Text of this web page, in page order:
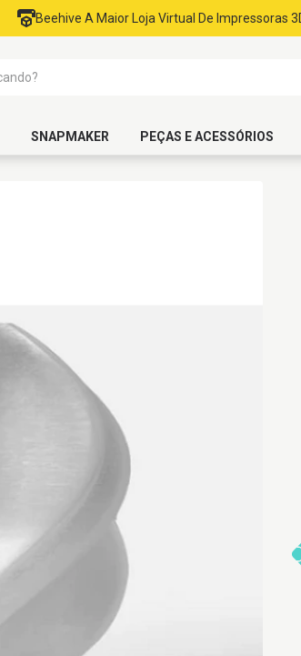
Beehive A Maior Loja Virtual De Impressoras
SNAPMAKER PEÇAS E ACESSÓRIOS